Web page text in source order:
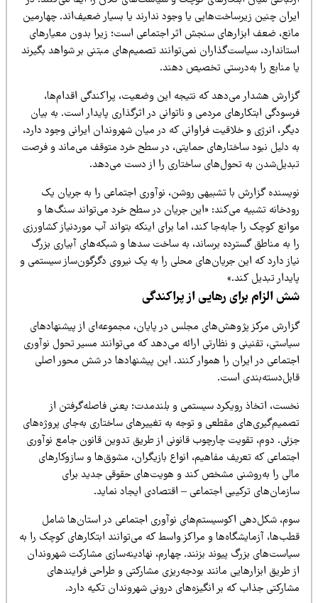
چنین زیرساخت‌هایی یا وجود ندارند یا بسیار ضعیف‌اند. چهارمین
ضعف ابزارهای سنجش اثر اجتماعی است؛ زیرا بدون معیارهای
سیاست‌گذاران نمی‌توانند تصمیم‌های مبتنی بر شواهد بگیرند
منابع را به‌درستی تخصیص دهند.
هشدار می‌دهد که نتیجه این وضعیت، پراکندگی اقدام‌ها،
ابتکارهای مردمی و ناتوانی در اثرگذاری پایدار است. به بیان
انرژی و خلاقیت فراوانی که در میان شهروندان ایرانی وجود دارد،
دلیل نبود ساختارهای حمایتی، در سطح خرد متوقف می‌ماند و فرصت
به تحول‌های ساختاری را از دست می‌دهد.
گزارش با تشبیهی روشن، نوآوری اجتماعی را به جریان یک
تشبیه می‌کند: «این جریان در سطح خرد می‌تواند سنگ‌ها و
کوچک را جابه‌جا کند، اما برای اینکه بتواند آب موردنیاز کشاورزی
به مناطق گسترده برساند، به ساخت سدها و شبکه‌های آبیاری بزرگ
دارد که این جریان‌های محلی را به یک نیروی دگرگون‌ساز سیستمی و
تبدیل کند.»
الزام برای رهایی از پراکندگی
مرکز پژوهش‌های مجلس در پایان، مجموعه‌ای از پیشنهادهای
تقنینی و نظارتی ارائه می‌دهد که می‌توانند مسیر تحول نوآوری
در ایران را هموار کنند. این پیشنهادها در شش محور اصلی
است.
اتخاذ رویکرد سیستمی و بلندمدت؛ یعنی فاصله‌گرفتن از
مقطعی و توجه به تغییرهای ساختاری به‌جای پروژه‌های
دوم، تقویت چارچوب قانونی از طریق تدوین قانون جامع نوآوری
که تعریف مفاهیم، انواع بازیگران، مشوق‌ها و سازوکارهای
را به‌روشنی مشخص کند و هویت‌های حقوقی جدید برای
ترکیبی اجتماعی – اقتصادی ایجاد نماید.
شکل‌دهی اکوسیستم‌های نوآوری اجتماعی در استان‌ها شامل
آزمایشگاه‌ها و مراکز واسط که می‌توانند ابتکارهای کوچک را به
بزرگ پیوند بزنند. چهارم، نهادینه‌سازی مشارکت شهروندان
طریق ابزارهایی مانند بودجه‌ریزی مشارکتی و طراحی فرایندهای
جذاب که بر انگیزه‌های درونی شهروندان تکیه دارد.